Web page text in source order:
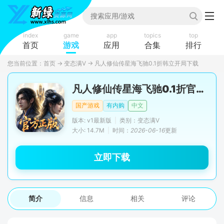
index
首页
game
游戏
app
应用
topics
合集
top
排行
您当前位置： 首页 → 变态满V → 凡人修仙传星海飞驰0.1折韩立开局下载
凡人修仙传星海飞驰0.1折官方正版
国产游戏 有内购
中文
版本: v1最新版
类别：变态满V
大小: 14.7M
时间： 2026-06-16更新
立即下载
简介 信息 相关 评论